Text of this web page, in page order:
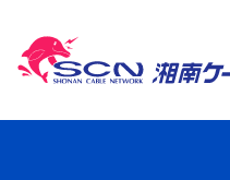
新規加入
ご検討中の方